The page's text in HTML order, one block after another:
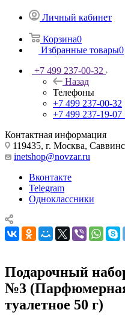
Личный кабинет
Корзина0
Избранные товары0
+7 499 237-00-32
Назад
Телефоны
+7 499 237-00-32
+7 499 237-19-07
Контактная информация
119435, г. Москва,
inetshop@novzar.ru
Вконтакте
Telegram
Одноклассники
Подарочный
№3
туалетное 50 г)